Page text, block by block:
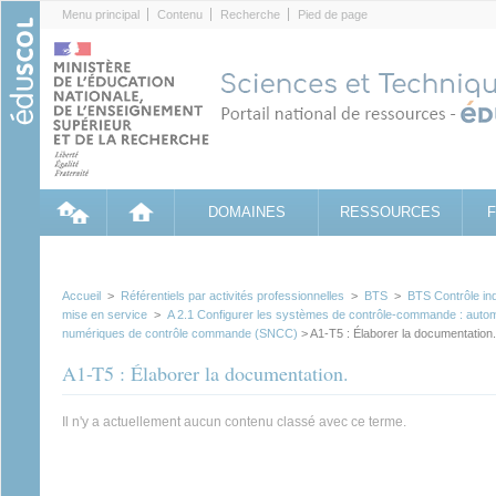
Menu principal Contenu Recherche Pied de page
DOMAINES RESSOURCES
Accueil > Référentiels par activités professionnelles > BTS > BTS Contrôle
mise en service > A 2.1 Configurer les systèmes de contrôle-commande :
numériques de contrôle commande (SNCC) > A1-T5 : Élaborer la documentation.
A1-T5 : Élaborer la documentation.
Il n'y a actuellement aucun contenu classé avec ce terme.